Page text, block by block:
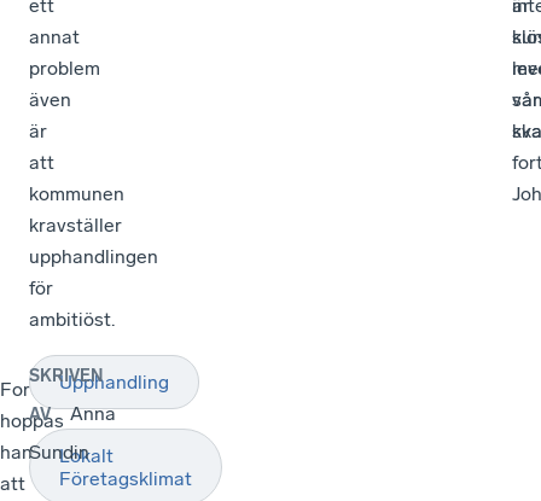
ett
annat
problem
även
är
att
kommunen
kravställer
upphandlingen
för
ambitiöst.
är
Fortsättningsvis
hoppas
han
att
Upphandling
Lokalt
Företagsklimat
SKRIVEN
AV
Anna
Sundin